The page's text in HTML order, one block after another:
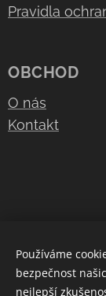
Pravidla
OBCHOD
O nás
Kontakt
Používáme
bezpečnost
nejlepší